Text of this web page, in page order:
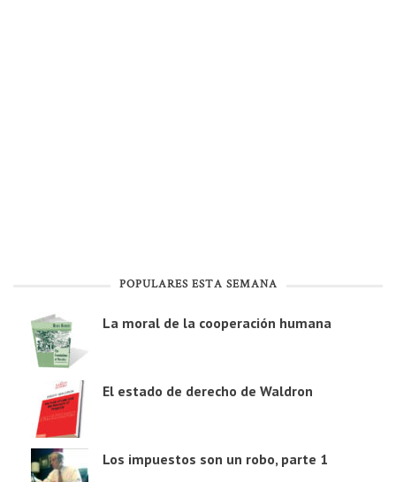
POPULARES ESTA SEMANA
La moral de la cooperación humana
El estado de derecho de Waldron
Los impuestos son un robo, parte 1